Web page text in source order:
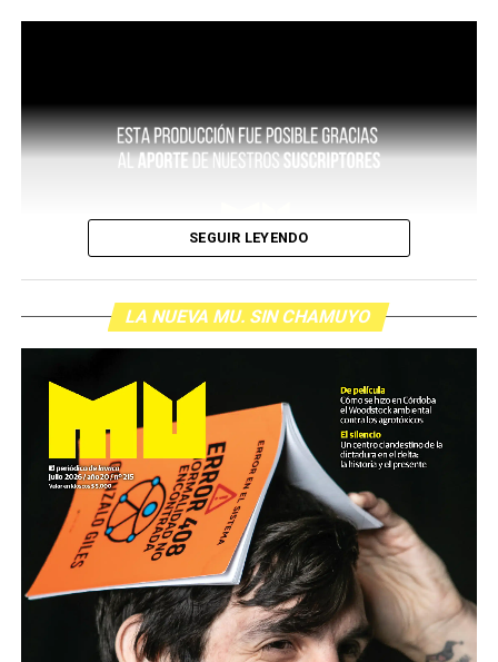
SEGUIR LEYENDO
LA NUEVA MU. SIN CHAMUYO